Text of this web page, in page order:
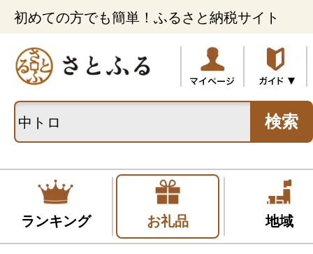
初めての方でも簡単！ふるさと納税サイト
検索
ランキング お礼品 地域